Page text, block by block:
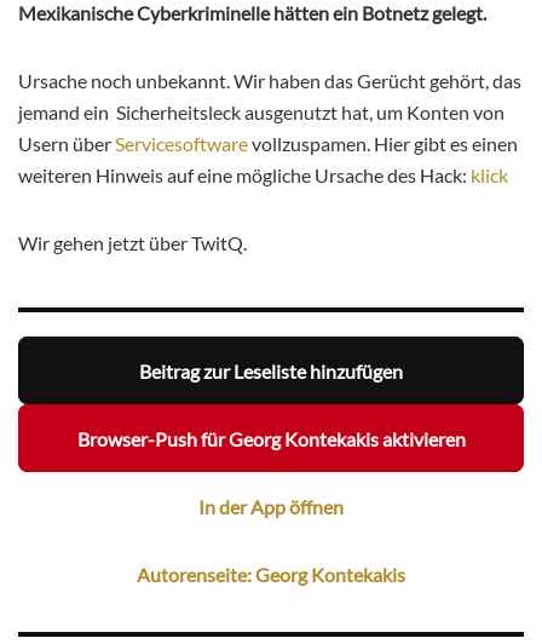
Mexikanische Cyberkriminelle hätten ein Botnetz gelegt.
Ursache noch unbekannt. Wir haben das Gerücht gehört, das
jemand ein Sicherheitsleck ausgenutzt hat, um Konten von
Usern überServicesoftwarevollzuspamen. Hier gibt es einen
weiteren Hinweis auf eine mögliche Ursache des Hack: klick
Wir gehen jetzt über TwitQ.
Beitrag zur Leseliste hinzufügen
Browser-Push für Georg Kontekakis aktivieren
In der App öffnen
Autorenseite: Georg Kontekakis